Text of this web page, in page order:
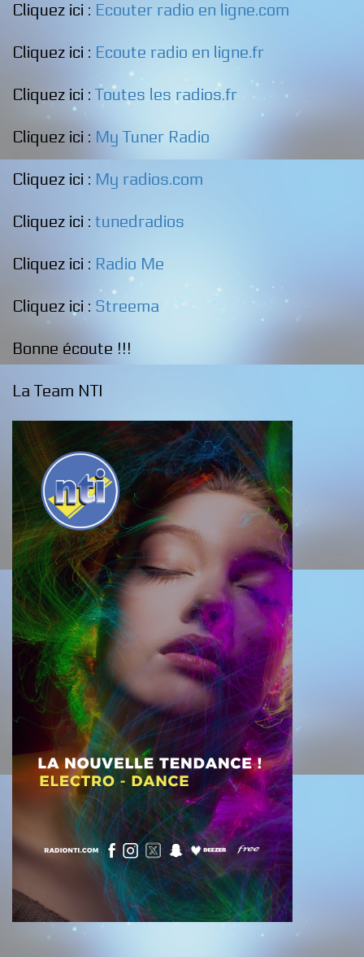
Cliquez ici : Ecouter radio en ligne.com
Cliquez ici : Ecoute radio en ligne.fr
Cliquez ici : Toutes les radios.fr
Cliquez ici : My Tuner Radio
Cliquez ici : My radios.com
Cliquez ici : tunedradios
Cliquez ici : Radio Me
Cliquez ici : Streema
Bonne écoute !!!
La Team NTI